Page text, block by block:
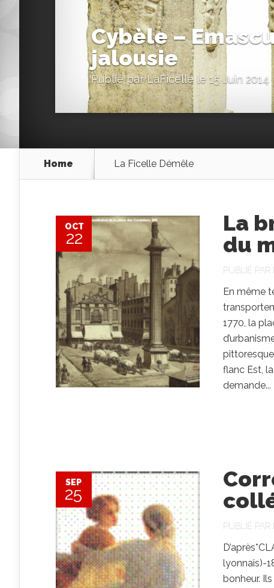
Cybèle –
jalousie
Publié parLaFicelle le 15 Juin 2014
Home La Ficelle Démêle
OCT
22
La
du
PUBLIÉ PAR
En même
1770, la
flanc Est,
demande...
SEP
25
PUBLIÉ PAR
lyonnais)-
bonheur.